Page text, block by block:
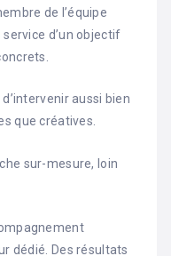
de l’équipe
d’un objectif
aussi bien
que créatives.
sur-mesure, loin
dédié. Des résultats